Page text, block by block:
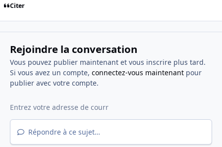
Citer
Rejoindre la conversation
Vous pouvez publier maintenant et vous inscrire plus tard.
Si vous avez un compte, connectez-vous maintenantpour
publier avec votre compte.
Répondre à ce sujet…